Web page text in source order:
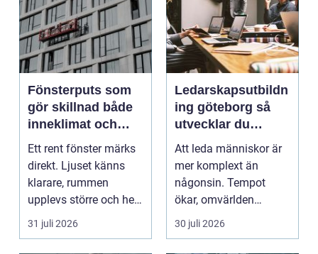
Fönsterputs som
gör skillnad både
inneklimat och
utsikt
Ett rent fönster märks
direkt. Ljuset känns
klarare, rummen
upplevs större och hela
hemmet eller kon...
31 juli 2026
Ledarskapsutbildn
ing göteborg så
utvecklar du
ledare som håller i
längden
Att leda människor är
mer komplext än
någonsin. Tempot
ökar, omvärlden
förändras snabbt och
medarbet...
30 juli 2026